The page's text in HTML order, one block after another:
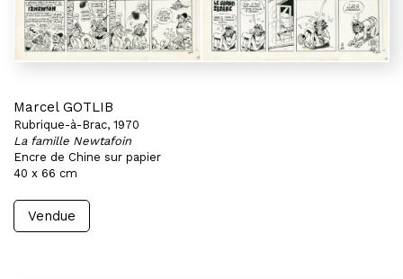
Marcel GOTLIB
Rubrique-à-Brac, 1970
La famille Newtafoin
Encre de Chine sur papier
40 x 66 cm
Vendue